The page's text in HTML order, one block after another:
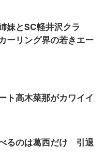
妹とSC軽井沢クラ
ーリング界の若きエー
高木菜那がカワイイ
るのは葛西だけ 引退